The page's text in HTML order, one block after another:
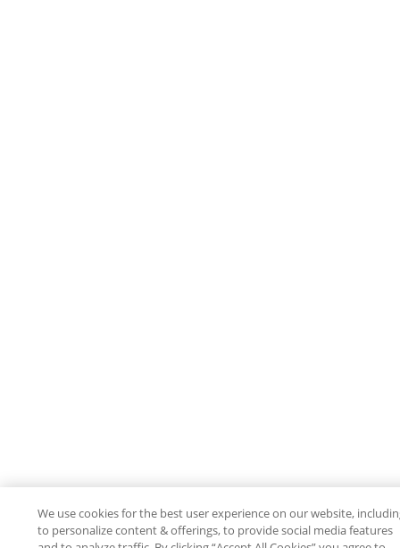
We use cookies for the best user experience on our website,
to personalize content & offerings, to provide social media features